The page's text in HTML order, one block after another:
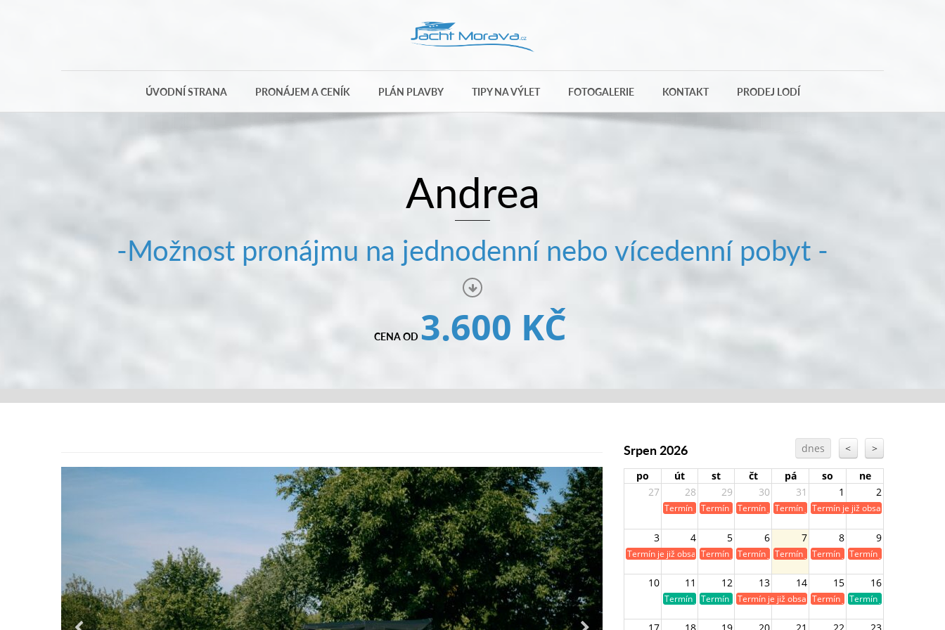
ÚVODNÍ STRANA PRONÁJEM A CENÍK PLÁN PLAVBY TIPY NA VÝLET FOTOGALERIE KONTAKT PRODEJ LODÍ
Andrea
-Možnost pronájmu na jednodenní nebo vícedenní pobyt -
CENA OD 3.600 KČ
Srpen 2026 dnes < >
po út st čt pá so
ne
27
28 29 30 31 1 2
Termín je již obsazen
Termín je již obsazen
Termín je již obsazen
Termín je již obsazen
Termín je již obsazen
3 4 5 6 7 8 9
Termín je již obsazenTermín je již obsazen
Termín je již obsazen
Termín je již obsazen
Termín je již obsazenTermín je již obsazen
10 11 12 13 14 15 16
Termín je volnýTermín je volnýTermín je již obsazenTermín je již obsazen
Termín je volný